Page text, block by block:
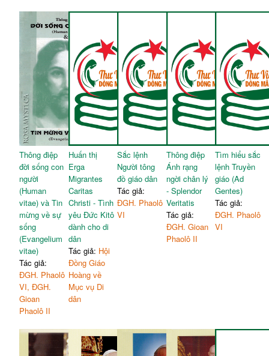
Thông điệp
đời sống con
người
(Human
vitae) và Tin
mừng về sự
sống
(Evangelium
vitae)
Tác giả:
ĐGH. Phaolô
VI, ĐGH.
Gioan
Phaolô II
Huấn thị
Erga
Migrantes
Caritas
Christi - Tình
yêu Đức Kitô
dành cho di
dân
Tác giả: Hội
Đồng Giáo
Hoàng về
Mục vụ Di
dân
Sắc lệnh
Người tông
đồ giáo dân
Tác giả:
ĐGH. Phaolô
VI
Thông điệp
Ánh rạng
ngời chân lý
- Splendor
Veritatis
Tác giả:
ĐGH. Gioan
Phaolô II
Tìm hiểu sắc
lệnh Truyền
giáo (Ad
Gentes)
Tác giả:
ĐGH. Phaolô
VI